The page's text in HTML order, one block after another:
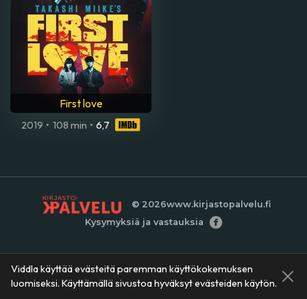
First love
2019 • 108 min • 6,7
© 2026www.kirjastopalvelu.fi
Kysymyksiä ja vastauksia
Viddla käyttää evästeitä paremman käyttökokemuksen
luomiseksi. Käyttämällä sivustoa hyväksyt evästeiden käytön.